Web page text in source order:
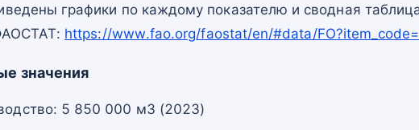
графики по каждому показателю и сводная
https://www.fao.org/faostat/en/#data/
значения
5 850 000 м3 (2023)